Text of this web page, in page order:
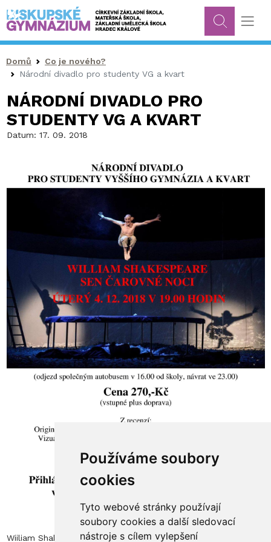
Používáme soubory
cookies
Tyto webové stránky používají
soubory cookies a další sledovací
nástroje s cílem vylepšení
Drobečková navigace
Domů
Co je nového?
Národní divadlo pro studenty VG a kvart
NÁRODNÍ DIVADLO PRO
STUDENTY VG A KVART
Datum: 17. 09. 2018
Wiiliam Shakespeare - Sen čarovné noci; 4.12.2018